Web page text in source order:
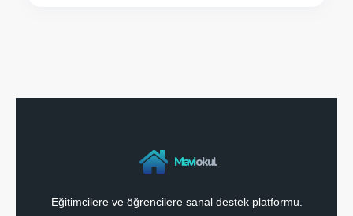
Maviokul
Eğitimcilere ve öğrencilere sanal destek platformu.